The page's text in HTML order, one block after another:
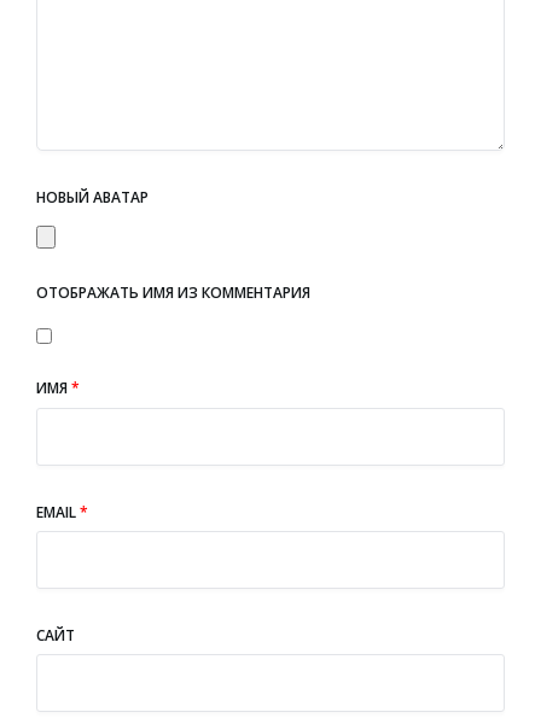
НОВЫЙ АВАТАР
ОТОБРАЖАТЬ ИМЯ ИЗ КОММЕНТАРИЯ
ИМЯ*
EMAIL*
САЙТ